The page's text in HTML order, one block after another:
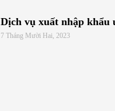
Dịch vụ xuất nhập khẩu
7 Tháng Mười Hai, 2023